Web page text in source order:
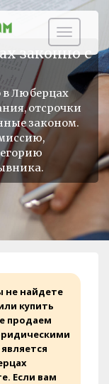
законно с
в Люберцах
отсрочки
законом.
не найдете
купить
продаем
Если вам